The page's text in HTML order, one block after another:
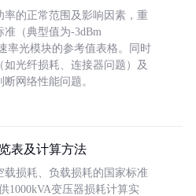
的正常范围及影响因素，重
准（典型值为-3dBm
率光模块的参考值表格。同时
光纤损耗、连接器问题）及
网络性能问题。
表及计算方法
损耗、负载损耗的国家标准
1000kVA变压器损耗计算实